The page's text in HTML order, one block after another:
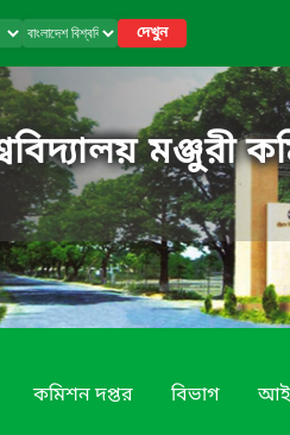
দেখুন
মঞ্জুরী
কমিশন দপ্তর বিভাগ